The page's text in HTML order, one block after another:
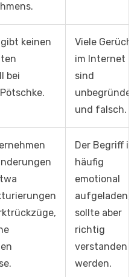
gibt keinen
bei
Viele
im Internet
sind
unbegründet
und falsch.
Der Begriff ist
häufig
emotional
aufgeladen,
sollte aber
richtig
verstanden
werden.